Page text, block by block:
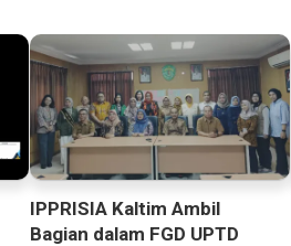
IPPRISIA Kaltim Ambil
Bagian dalam FGD UPTD